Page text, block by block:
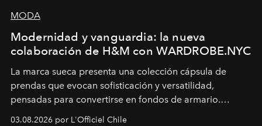
MODA
Modernidad y vanguardia: la nueva
colaboración de H&M con WARDROBE.NYC
La marca sueca presenta una colección cápsula de
prendas que evocan sofisticación y versatilidad,
pensadas para convertirse en fondos de armario.
Disponible en Chile desde el 6 de agosto.
03.08.2026 por L'Officiel Chile